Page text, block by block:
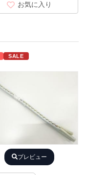
お気に入り
SALE
プレビュー